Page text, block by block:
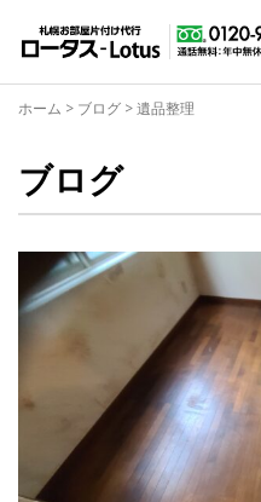
ホーム > ブログ >遺品整理
ブログ